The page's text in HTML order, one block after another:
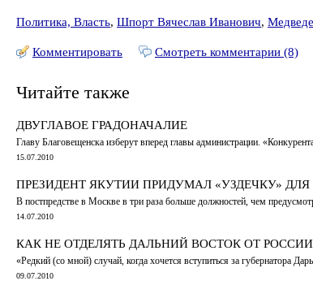
Политика, Власть, Шпорт Вячеслав Иванович,
Комментировать Смотреть комментарии (8)
Читайте также
ДВУГЛАВОЕ ГРАДОНАЧАЛИЕ
Главу Благовещенска изберут вперед главы администрации.
15.07.2010
ПРЕЗИДЕНТ ЯКУТИИ ПРИДУМАЛ «УЗДЕЧКУ»
В постпредстве в Москве в три раза больше должностей, чем
14.07.2010
КАК НЕ ОТДЕЛЯТЬ ДАЛЬНИЙ ВОСТОК ОТ РОССИИ
«Редкий (со мной) случай, когда хочется вступиться за губернатора
09.07.2010